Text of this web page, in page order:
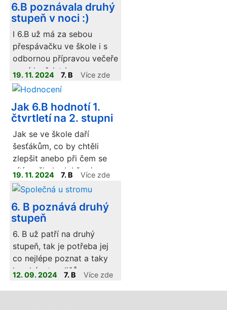
mají rozvrh, zvyknout si na
učitele a seznámit se s
některými staršími
spolužáky.
6.B poznávala druhý
stupeň v noci :)
I 6.B už má za sebou
přespávačku ve škole i s
odbornou přípravou večeře
a snídaně (stripsy s
bramborem a palačinky k
snídani).
19. 11. 2024 7. B Více zde
Jak 6.B hodnotí 1.
čtvrtletí na 2. stupni
Jak se ve škole daří
šesťákům, co by chtěli
zlepšit anebo při čem se
cítí ve škole dobře si
můžete přečím v
hodnocení, které se jim
dnes podařilo vytvořit.
19. 11. 2024 7. B Více zde
6. B poznává druhý
stupeň
6. B už patří na druhý
stupeň, tak je potřeba jej
co nejlépe poznat a taky
ho ukázat rodičům.
12. 09. 2024 7. B Více zde